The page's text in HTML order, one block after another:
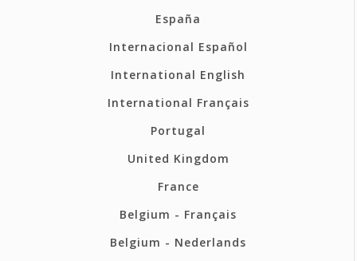
España
Internacional Español
International English
International Français
Portugal
United Kingdom
France
Belgium - Français
Belgium - Nederlands